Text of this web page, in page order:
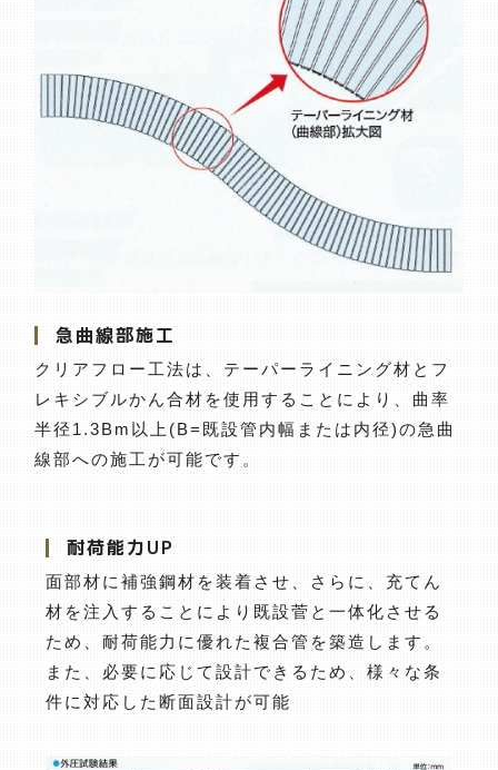
急曲線部施工
クリアフロー工法は、テーパーライニング材とフ
レキシブルかん合材を使用することにより、曲率
半径1.3Bm以上(B=既設管内幅または内径)の急曲
線部への施工が可能です。
耐荷能力UP
面部材に補強鋼材を装着させ、さらに、充てん
材を注入することにより既設菅と一体化させる
ため、耐荷能力に優れた複合管を築造します。
また、必要に応じて設計できるため、様々な条
件に対応した断面設計が可能